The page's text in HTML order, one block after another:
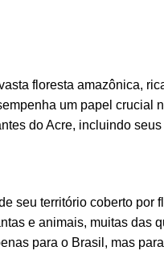
floresta amazônica,
um papel crucial
do Acre, incluindo
seu território coberto por
e animais, muitas das
para o Brasil, mas